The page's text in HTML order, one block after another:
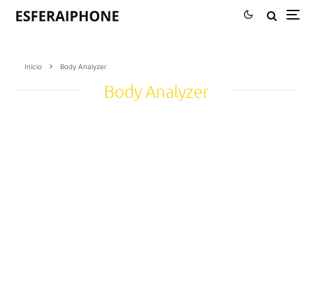
Inicio Body Analyzer
Body Analyzer